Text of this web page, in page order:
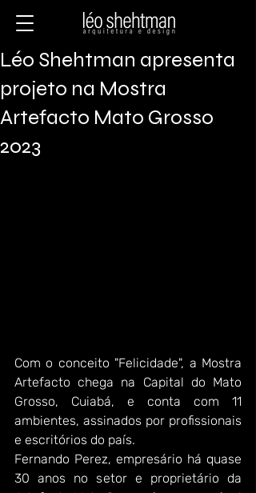
Léo Shehtman apresenta
projeto na Mostra
Artefacto Mato Grosso
2023
Com o conceito "Felicidade", a Mostra
Artefacto chega na Capital do Mato
Grosso, Cuiabá, e conta com 11
ambientes, assinados por profissionais
e escritórios do país.
Fernando Perez, empresário há quase
30 anos no setor e proprietário da